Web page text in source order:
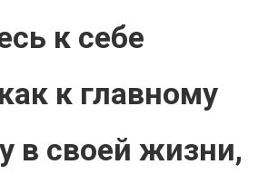
к себе
к главному
в своей жизни,